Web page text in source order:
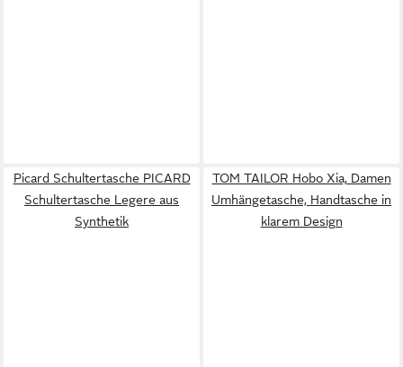
Picard Schultertasche PICARD
Schultertasche Legere aus
Synthetik
TOM TAILOR Hobo Xia, Damen
Umhängetasche, Handtasche in
klarem Design